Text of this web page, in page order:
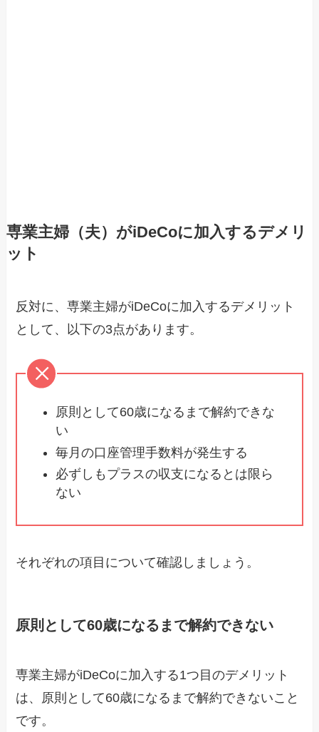
専業主婦（夫）がiDeCoに加入するデメリ
ット
反対に、専業主婦がiDeCoに加入するデメリット
として、以下の3点があります。
原則として60歳になるまで解約できな
い
毎月の口座管理手数料が発生する
必ずしもプラスの収支になるとは限ら
ない
それぞれの項目について確認しましょう。
原則として60歳になるまで解約できない
専業主婦がiDeCoに加入する1つ目のデメリット
は、原則として60歳になるまで解約できないこと
です。